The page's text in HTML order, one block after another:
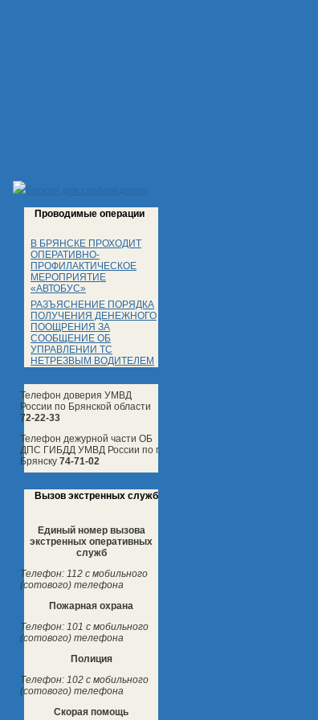
Проводимые операции
В БРЯНСКЕ ПРОХОДИТ
ОПЕРАТИВНО-
ПРОФИЛАКТИЧЕСКОЕ
МЕРОПРИЯТИЕ
«АВТОБУС»
РАЗЪЯСНЕНИЕ ПОРЯДКА
ПОЛУЧЕНИЯ ДЕНЕЖНОГО
ПООЩРЕНИЯ ЗА
СООБЩЕНИЕ ОБ
УПРАВЛЕНИИ ТС
НЕТРЕЗВЫМ ВОДИТЕЛЕМ
Телефон доверия УМВД
России по Брянской области
72-22-33
Телефон дежурной части ОБ
ДПС ГИБДД УМВД России по г.
Брянску 74-71-02
Вызов экстренных служб
Единый номер вызова
экстренных оперативных
служб
Телефон: 112 с мобильного
(сотового) телефона
Пожарная охрана
Телефон: 101 с мобильного
(сотового) телефона
Полиция
Телефон: 102 с мобильного
(сотового) телефона
Скорая помощь